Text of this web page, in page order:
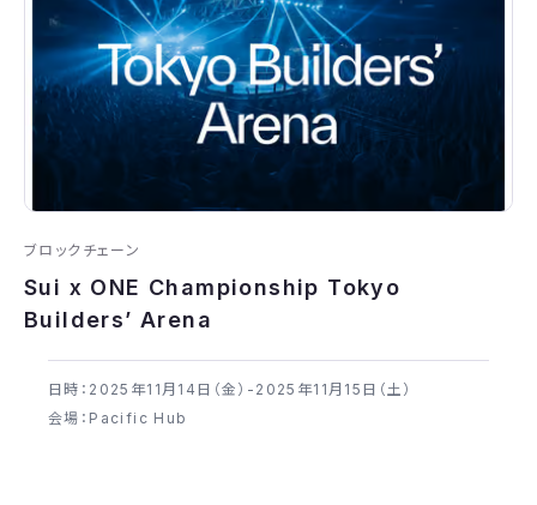
ブロックチェーン
Sui x ONE Championship Tokyo
Builders’ Arena
日時：2025年​11月14日（金）-2025年​11月15日（土）
会場：Pacific Hub